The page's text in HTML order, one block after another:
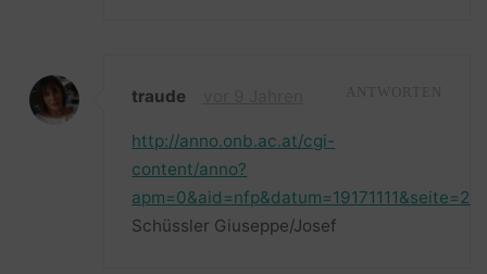
traude
http://anno.onb.ac.at/cgi-
content/anno?
Schüssler Giuseppe/Josef